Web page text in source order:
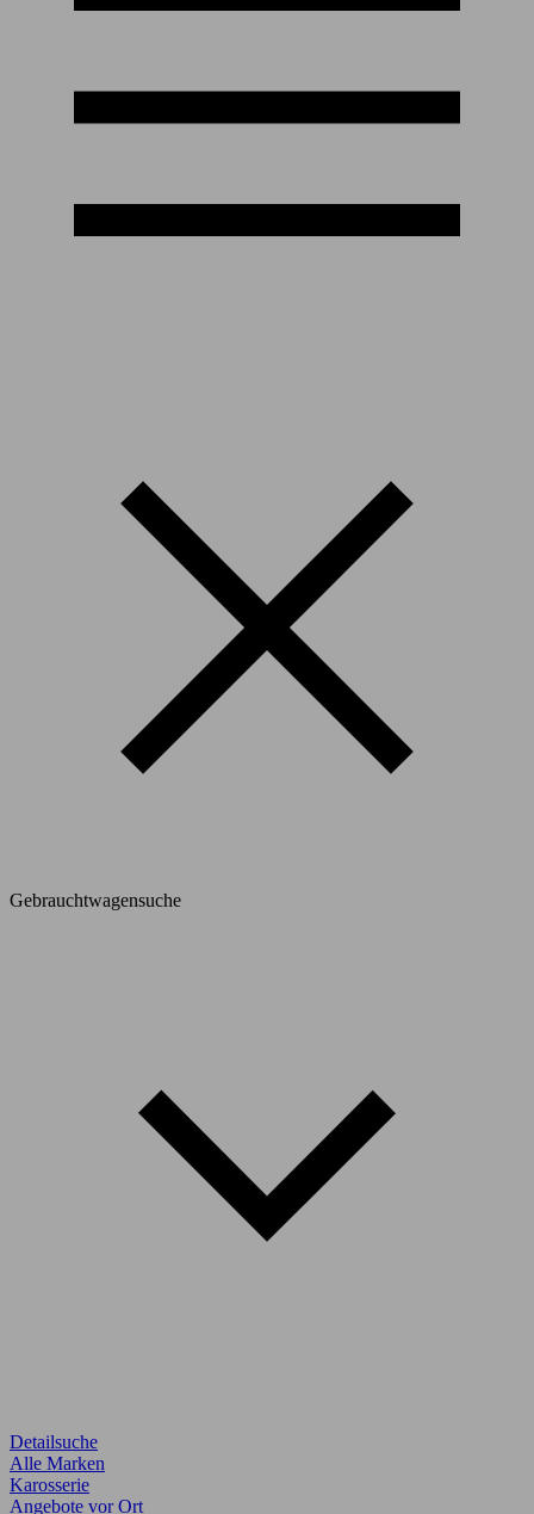
Gebrauchtwagensuche
Detailsuche
Alle Marken
Karosserie
Angebote vor Ort